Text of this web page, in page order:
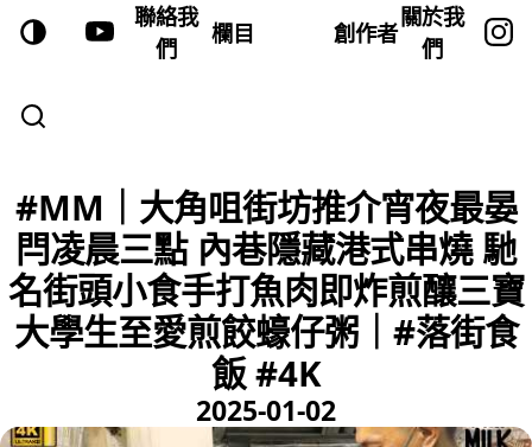
聯絡我
們
欄目 創作者
關於我
們
#MM｜大角咀街坊推介宵夜最晏
閂凌晨三點 內巷隱藏港式串燒 馳
名街頭小食手打魚肉即炸煎釀三寶
大學生至愛煎餃蠔仔粥｜#落街食
飯 #4K
2025-01-02